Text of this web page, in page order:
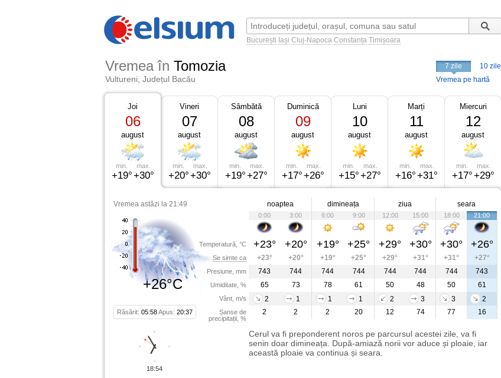
București Iași Cluj-Napoca Constanța Timișoara
Vremea în Tomozia
Vultureni, Județul Bacău
7 zile
10 zile
Vremea pe hartă
Joi
06
august
min.
+19°
max.
+30°
Vineri
07
august
min.
+20°
max.
+30°
Sâmbătă
08
august
min.
+19°
max.
+27°
Duminică
09
august
min.
+17°
max.
+26°
Luni
10
august
min.
+15°
max.
+27°
Marți
11
august
min.
+16°
max.
+31°
Miercuri
12
august
min.
+17°
max.
+29°
Vremea astăzi la 21:49
+26°C
Răsărit: 05:58Apus: 20:37
Temperatură, °C
Se simte ca
Presiune, mm
Umiditate, %
Vânt, m/s
Șanse de
precipitații, %
noaptea dimineața ziua seara
0:00 3:00 6:00 9:00 12:00 15:00 18:00 21:00
+23° +20° +19° +25° +29° +30° +30° +26°
+23° +20° +19° +25° +29° +31° +31°
+27°
743
744 744 744 744 744 744
743
65
73 78 61 50 48 50
61
2
1 1 1 2 3 3
2
2
2 2 20 12 74 77 16
Cerul va fi preponderent noros pe parcursul acestei zile, va fi
senin doar dimineața. După-amiază norii vor aduce și ploaie, iar
această ploaie va continua și seara.
18:54